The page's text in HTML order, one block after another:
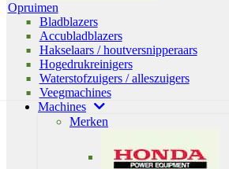
Opruimen
Bladblazers
Accubladblazers
Hakselaars / houtversnipperaars
Hogedrukreinigers
Waterstofzuigers / alleszuigers
Veegmachines
Machines
Merken